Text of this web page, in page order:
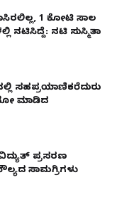
₹1 ಕೋಟಿ ಸಾಲ
ನಟಿಸಿದ್ದೆ: ನಟಿ ಸುಸ್ಮಿತಾ
ಸಹಪ್ರಯಾಣಿಕರೆದುರು
ಮಾಡಿದ
ಪ್ರಸರಣ
ಮೌಲ್ಯದ ಸಾಮಗ್ರಿಗಳು